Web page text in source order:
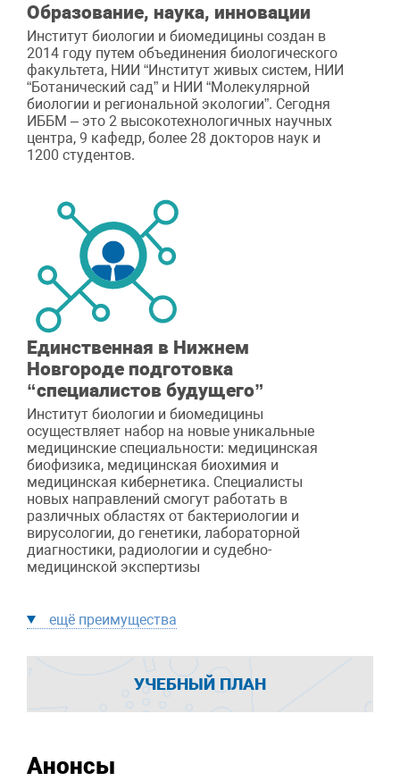
Образование, наука, инновации
Институт биологии и биомедицины создан в
2014 году путем объединения биологического
факультета, НИИ “Институт живых систем, НИИ
“Ботанический сад” и НИИ “Молекулярной
биологии и региональной экологии”. Сегодня
ИББМ – это 2 высокотехнологичных научных
центра, 9 кафедр, более 28 докторов наук и
1200 студентов.
Единственная в Нижнем
Новгороде подготовка
“специалистов будущего”
Институт биологии и биомедицины
осуществляет набор на новые уникальные
медицинские специальности: медицинская
биофизика, медицинская биохимия и
медицинская кибернетика. Специалисты
новых направлений смогут работать в
различных областях от бактериологии и
вирусологии, до генетики, лабораторной
диагностики, радиологии и судебно-
медицинской экспертизы
ещё преимущества
УЧЕБНЫЙ ПЛАН
Анонсы